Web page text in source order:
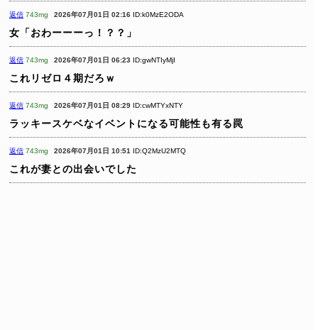
返信 743mg 2026年07月01日 02:16 ID:k0MzE2ODA
女「おわーーーっ！？？」
返信 743mg 2026年07月01日 06:23 ID:gwNTIyMjI
これリゼロ４期だろｗ
返信 743mg 2026年07月01日 08:29 ID:cwMTYxNTY
ラッキースケベなイベントになる可能性も有る罠
返信 743mg 2026年07月01日 10:51 ID:Q2MzU2MTQ
これが妻との出会いでした